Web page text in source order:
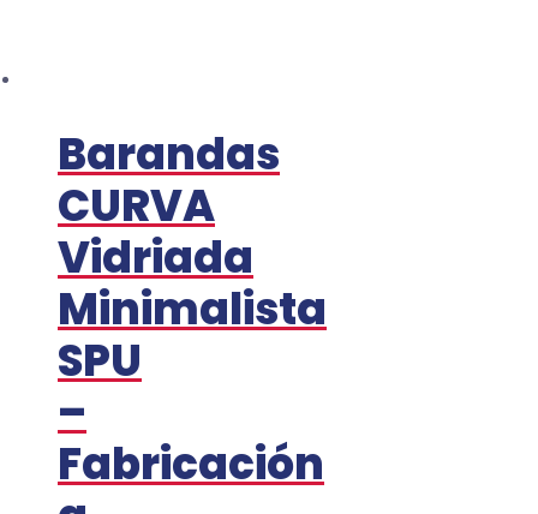
Barandas
CURVA
Vidriada
Minimalista
SPU
–
Fabricación